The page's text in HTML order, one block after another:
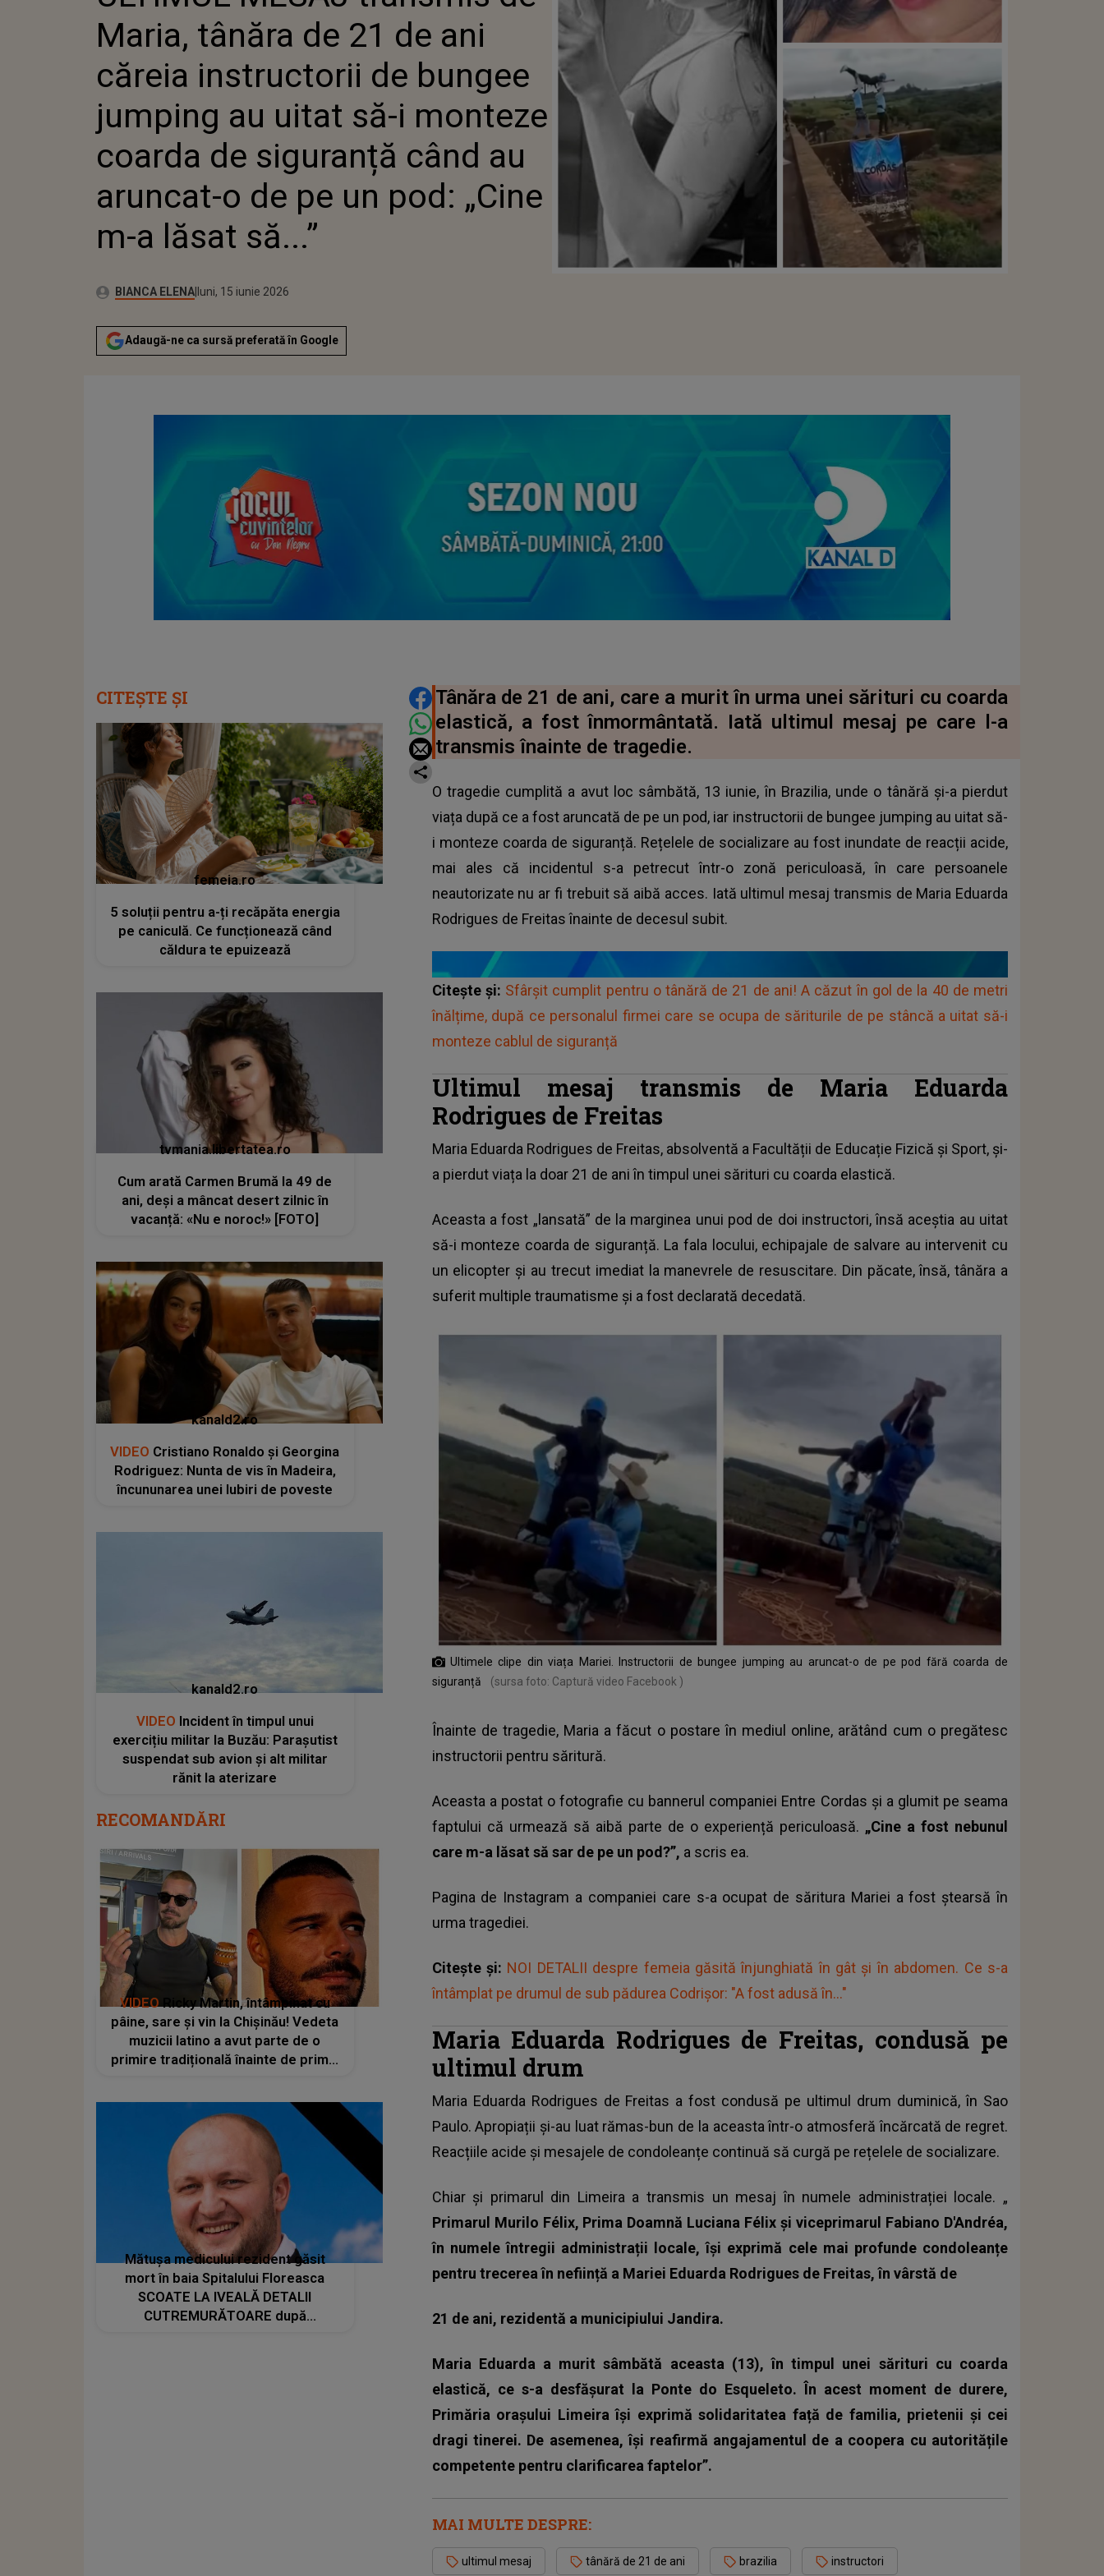
UITAT SĂ-I MONTEZE COARDA DE
SIGURANȚĂ CÂND AU ARUNCAT-O DE PE
UN POD: „CINE M-A LĂSAT SĂ...”
Maria, tânăra de 21 de ani
căreia instructorii de bungee
jumping au uitat să-i monteze
coarda de siguranță când au
aruncat-o de pe un pod: „Cine
m-a lăsat să...”
Autor:BIANCA ELENAPublicat:
luni, 15 iunie 2026
Actualizat:
luni, 15 iunie 2026
Adaugă-ne ca sursă preferată în Google
DISTRIBUIE ARTICOLUL
Tânăra de 21 de ani, care a murit în urma unei sărituri cu coarda
elastică, a fost înmormântată. Iată ultimul mesaj pe care l-a
transmis înainte de tragedie.
O tragedie cumplită a avut loc sâmbătă, 13 iunie, în Brazilia, unde o tânără și-a pierdut
viața după ce a fost aruncată de pe un pod, iar instructorii de bungee jumping au uitat să-
i monteze coarda de siguranță. Rețelele de socializare au fost inundate de reacții acide,
mai ales că incidentul s-a petrecut într-o zonă periculoasă, în care persoanele
neautorizate nu ar fi trebuit să aibă acces. Iată ultimul mesaj transmis de Maria Eduarda
Rodrigues de Freitas înainte de decesul subit.
Citește și: Sfârșit cumplit pentru o tânără de 21 de ani! A căzut în gol de la 40 de metri
înălțime, după ce personalul firmei care se ocupa de săriturile de pe stâncă a uitat să-i
monteze cablul de siguranță
Ultimul mesaj transmis de Maria Eduarda
Rodrigues de Freitas
Maria Eduarda Rodrigues de Freitas, absolventă a Facultății de Educație Fizică și Sport, și-
a pierdut viața la doar 21 de ani în timpul unei sărituri cu coarda elastică.
Aceasta a fost „lansată” de la marginea unui pod de doi instructori, însă aceștia au uitat
să-i monteze coarda de siguranță. La fala locului, echipajale de salvare au intervenit cu
un elicopter și au trecut imediat la manevrele de resuscitare. Din păcate, însă, tânăra a
suferit multiple traumatisme și a fost declarată decedată.
Ultimele clipe din viața Mariei. Instructorii de bungee jumping au aruncat-o de pe pod fără coarda de
siguranță
(sursa foto: Captură video Facebook )
Înainte de tragedie, Maria a făcut o postare în mediul online, arătând cum o pregătesc
instructorii pentru săritură.
Aceasta a postat o fotografie cu bannerul companiei Entre Cordas și a glumit pe seama
faptului că urmează să aibă parte de o experiență periculoasă. „Cine a fost nebunul
care m-a lăsat să sar de pe un pod?”, a scris ea.
Pagina de Instagram a companiei care s-a ocupat de săritura Mariei a fost ștearsă în
urma tragediei.
Citește și: NOI DETALII despre femeia găsită înjunghiată în gât și în abdomen. Ce s-a
întâmplat pe drumul de sub pădurea Codrișor: "A fost adusă în..."
Maria Eduarda Rodrigues de Freitas, condusă pe
ultimul drum
Maria Eduarda Rodrigues de Freitas a fost condusă pe ultimul drum duminică, în Sao
Paulo. Apropiații și-au luat rămas-bun de la aceasta într-o atmosferă încărcată de regret.
Reacțiile acide și mesajele de condoleanțe continuă să curgă pe rețelele de socializare.
Chiar și primarul din Limeira a transmis un mesaj în numele administrației locale. „
Primarul Murilo Félix, Prima Doamnă Luciana Félix și viceprimarul Fabiano D'Andréa,
în numele întregii administrații locale, își exprimă cele mai profunde condoleanțe
pentru trecerea în neființă a Mariei Eduarda Rodrigues de Freitas, în vârstă de
21 de ani, rezidentă a municipiului Jandira.
Maria Eduarda a murit sâmbătă aceasta (13), în timpul unei sărituri cu coarda
elastică, ce s-a desfășurat la Ponte do Esqueleto. În acest moment de durere,
Primăria orașului Limeira își exprimă solidaritatea față de familia, prietenii și cei
dragi tinerei. De asemenea, își reafirmă angajamentul de a coopera cu autoritățile
competente pentru clarificarea faptelor”.
MAI MULTE DESPRE:
ultimul mesaj tânără de 21 de ani brazilia instructori
CITEȘTE ȘI
femeia.ro
5 soluții pentru a-ți recăpăta energia
pe caniculă. Ce funcționează când
căldura te epuizează
tvmania.libertatea.ro
Cum arată Carmen Brumă la 49 de
ani, deși a mâncat desert zilnic în
vacanță: «Nu e noroc!» [FOTO]
kanald2.ro
VIDEO Cristiano Ronaldo și Georgina
Rodriguez: Nunta de vis în Madeira,
încununarea unei Iubiri de poveste
kanald2.ro
VIDEO Incident în timpul unui
exercițiu militar la Buzău: Parașutist
suspendat sub avion și alt militar
rănit la aterizare
RECOMANDĂRI
VIDEO Ricky Martin, întâmpinat cu
pâine, sare și vin la Chișinău! Vedeta
muzicii latino a avut parte de o
primire tradițională înainte de primul
Mătușa medicului rezident găsit
mort în baia Spitalului Floreasca
SCOATE LA IVEALĂ DETALII
CUTREMURĂTOARE după